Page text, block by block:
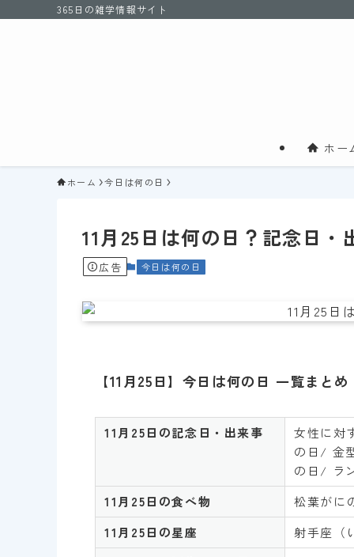
365日の雑学情報サイト
ホー
ホーム 今日は何の日
11月25日は何の日？記念日
広告 今日は何の日
【11月25日】今日は何の日 一覧まとめ
11月25日の記念日・出来事
女性に対
の日/ 金
の日/ ラ
11月25日 の食べ物
松葉がに
11月25日 の星座
射手座（